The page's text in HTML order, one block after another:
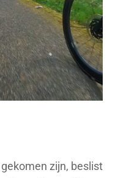
zijn, beslist